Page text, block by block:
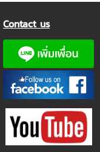
Contact us